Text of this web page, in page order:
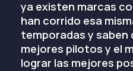
ya existen marcas
han corrido esa
temporadas y saben
mejores pilotos y el
lograr las mejores